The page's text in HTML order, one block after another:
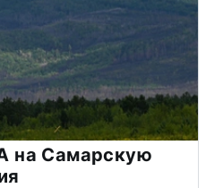
на Самарскую